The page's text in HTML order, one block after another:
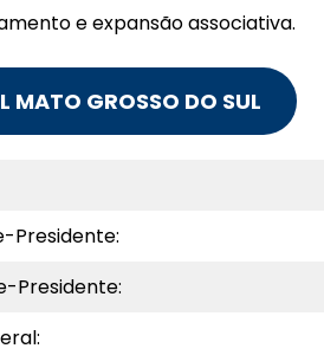
e expansão associativa.
MATO GROSSO DO SUL
Presidente:
Presidente: